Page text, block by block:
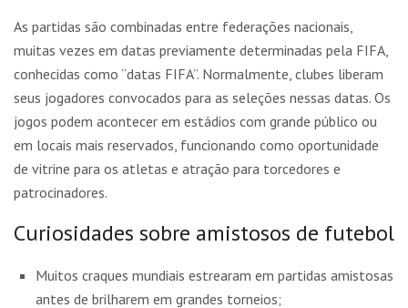
As partidas são combinadas entre federações nacionais,
muitas vezes em datas previamente determinadas pela FIFA,
conhecidas como “datas FIFA”. Normalmente, clubes liberam
seus jogadores convocados para as seleções nessas datas. Os
jogos podem acontecer em estádios com grande público ou
em locais mais reservados, funcionando como oportunidade
de vitrine para os atletas e atração para torcedores e
patrocinadores.
Curiosidades sobre amistosos de futebol
Muitos craques mundiais estrearam em partidas amistosas
antes de brilharem em grandes torneios;